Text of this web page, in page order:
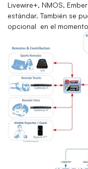
Livewire+, NMOS,
estándar. También se
opcional en el